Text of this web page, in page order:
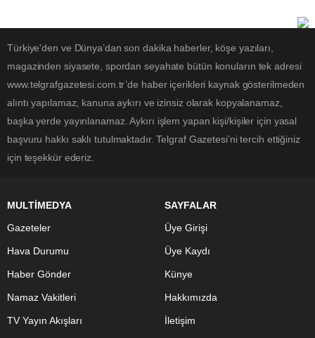
Türkiye'den ve Dünya’dan son dakika haberler, köşe yazıları,
magazinden siyasete, spordan seyahate bütün konuların tek adresi
www.telgrafgazetesi.com.tr’de haber içerikleri kaynak gösterilmeden
alıntı yapılamaz, kanuna aykırı ve izinsiz olarak kopyalanamaz,
başka yerde yayınlanamaz. Aykırı işlem yapan kişi/kişiler için yasal
başvuru hakkı saklı tutulmaktadır. Telgraf Gazetesi’ni tercih ettiğiniz
için teşekkür ederiz.
MULTİMEDYA
Gazeteler
Hava Durumu
Haber Gönder
Namaz Vakitleri
TV Yayın Akışları
SAYFALAR
Üye Girişi
Üye Kaydı
Künye
Hakkımızda
İletişim